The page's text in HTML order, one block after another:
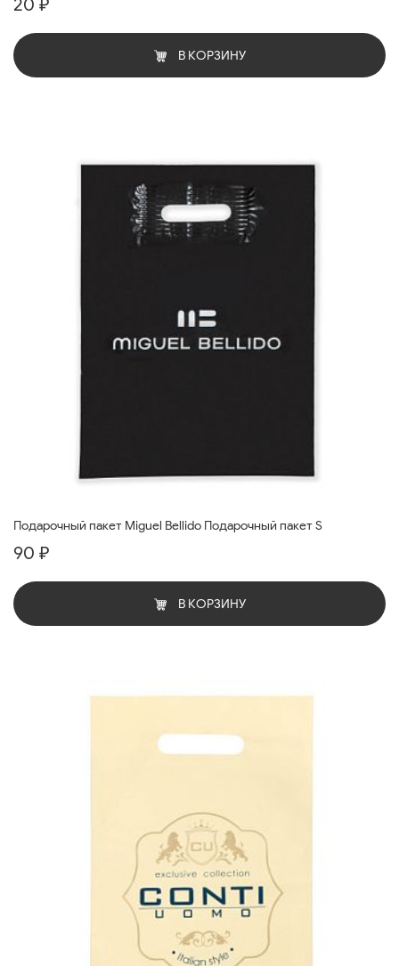
20 ₽
В КОРЗИНУ
Подарочный пакет Miguel Bellido Подарочный пакет S
90 ₽
В КОРЗИНУ